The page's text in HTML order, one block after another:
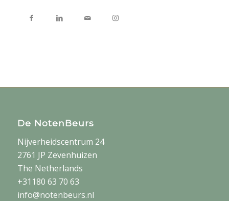
De NotenBeurs
Nijverheidscentrum 24
2761 JP Zevenhuizen
The Netherlands
+31180 63 70 63
info@notenbeurs.nl